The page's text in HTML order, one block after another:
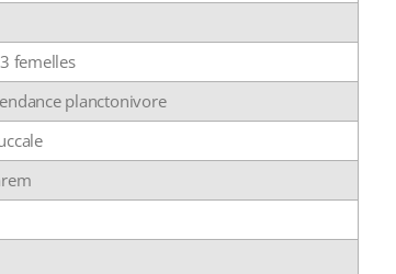
femelles
planctonivore